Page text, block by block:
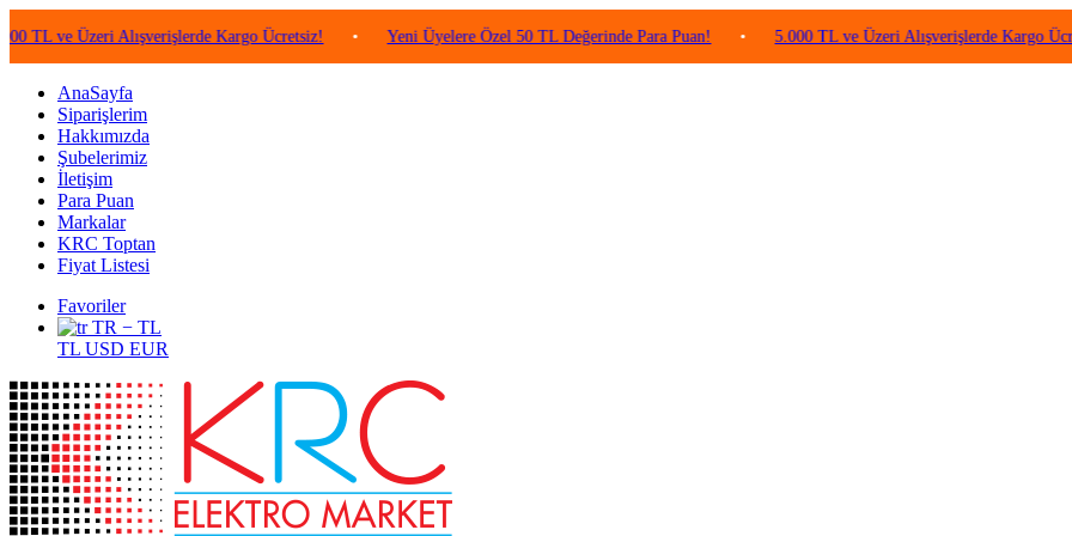
Üzeri Alışverişlerde Kargo Ücretsiz! • Yeni Üyelere Özel 50 TL Değerinde Para Puan! • 5.000 TL ve Üzeri Alışverişlerde Kargo Ücretsiz!
AnaSayfa
Siparişlerim
Hakkımızda
Şubelerimiz
İletişim
Para Puan
Markalar
KRC Toptan
Fiyat Listesi
Favoriler
TR − TL
TL USD EUR